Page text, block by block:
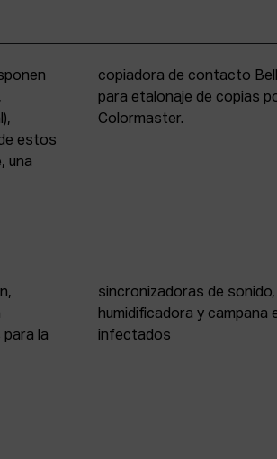
estos
una
color
Colormaster.
para la
infectados